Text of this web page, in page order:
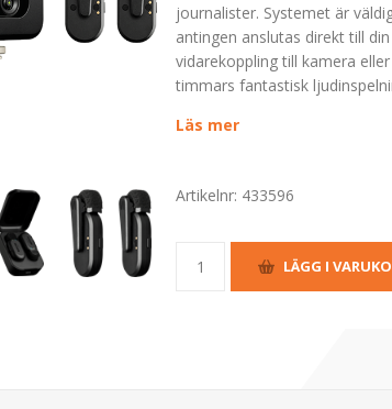
journalister. Systemet är
antingen anslutas direkt till
vidarekoppling till kamera
timmars fantastisk
Läs mer
Artikelnr: 433596